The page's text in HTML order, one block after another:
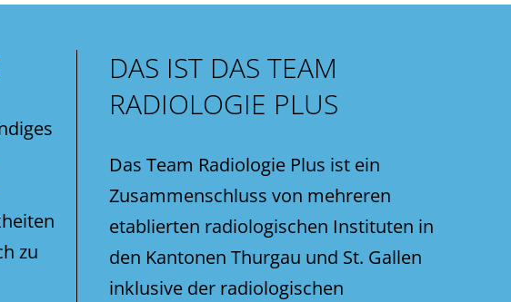
zu
DAS IST DAS TEAM
RADIOLOGIE PLUS
Das Team Radiologie Plus ist ein
Zusammenschluss von mehreren
etablierten radiologischen Instituten in
den Kantonen Thurgau und St. Gallen
inklusive der radiologischen